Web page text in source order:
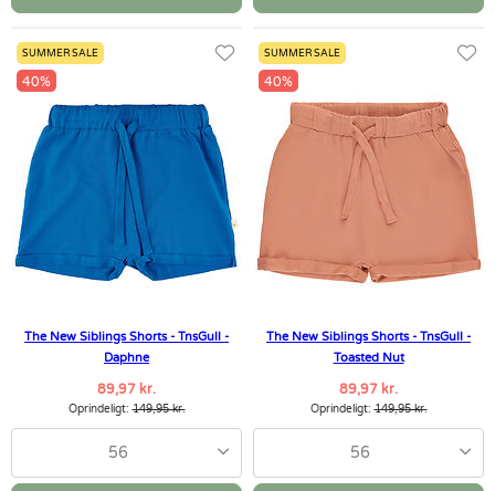
SUMMER SALE
40%
The New Siblings Shorts - TnsGull -
Daphne
89,97 kr.
Oprindeligt:149,95 kr.
56
SUMMER SALE
40%
The New Siblings Shorts - TnsGull -
Toasted Nut
89,97 kr.
Oprindeligt:149,95 kr.
56